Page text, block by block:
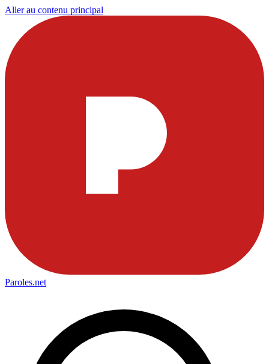
Aller au contenu principal
Paroles.net